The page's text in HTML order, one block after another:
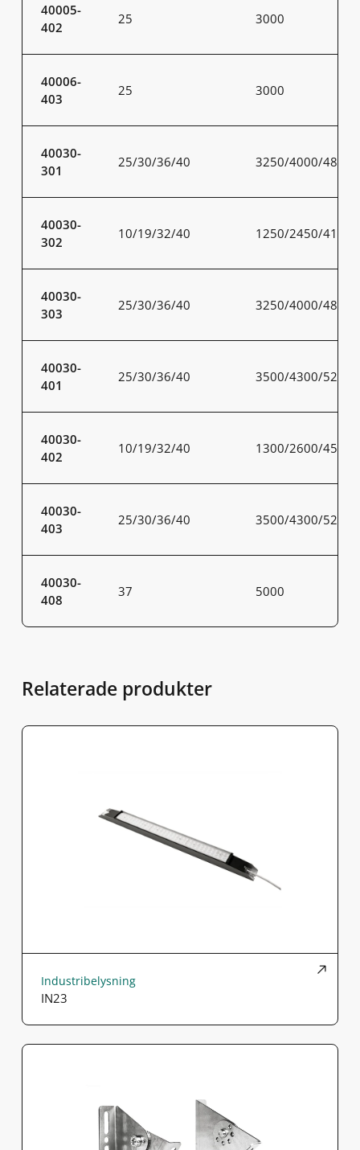
40005-
402
25 3000
40006-
403
25 3000
40030-
301
25/30/36/40 3250/4000/4800/
40030-
302
10/19/32/40 1250/2450/4100/
40030-
303
25/30/36/40 3250/4000/4800/
40030-
401
25/30/36/40 3500/4300/5200/
40030-
402
10/19/32/40 1300/2600/4500/
40030-
403
25/30/36/40 3500/4300/5200/
40030-
408
37 5000
Relaterade produkter
Industribelysning
IN23